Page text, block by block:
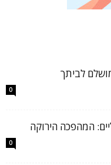
לביתך
0
המהפכה הירוקה
0